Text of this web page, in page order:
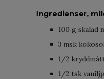
Ingredienser,
100 g skalad
3 msk
1/2
1/2 tsk